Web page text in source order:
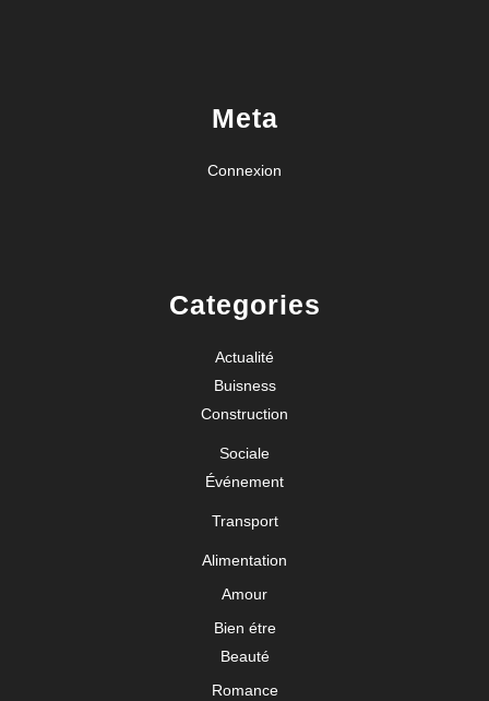
Meta
Connexion
Categories
Actualité
Buisness
Construction
Sociale
Événement
Transport
Alimentation
Amour
Bien étre
Beauté
Romance